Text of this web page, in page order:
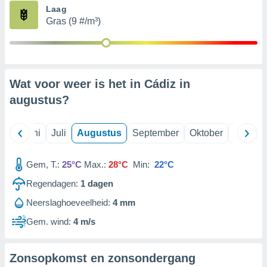
partners
Laag
Gras (9 #/m³)
Wat voor weer is het in Cádiz in
augustus?
Juni Juli Augustus September Oktober
Gem, T.: 25°C Max.: 28°C Min: 22°C
Regendagen: 1 dagen
Neerslaghoeveelheid: 4 mm
Gem. wind: 4 m/s
Zonsopkomst en zonsondergang